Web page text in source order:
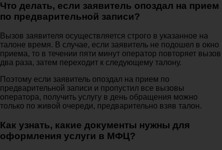
Что делать, если заявитель опоздал на прием
по предварительной записи?
Вызов заявителя осуществляется строго в указанное на
талоне время. В случае, если заявитель не подошел в окно
приема, то в течении пяти минут оператор повторяет вызов
два раза, затем переходит к следующему талону.
Поэтому если заявитель опоздал на прием по
предварительной записи и пропустил все вызовы
оператора, получить услугу в день обращения можно
только по живой очереди, предварительно взяв талон.
Как узнать, какие документы нужны для
оформления услуги в МФЦ?